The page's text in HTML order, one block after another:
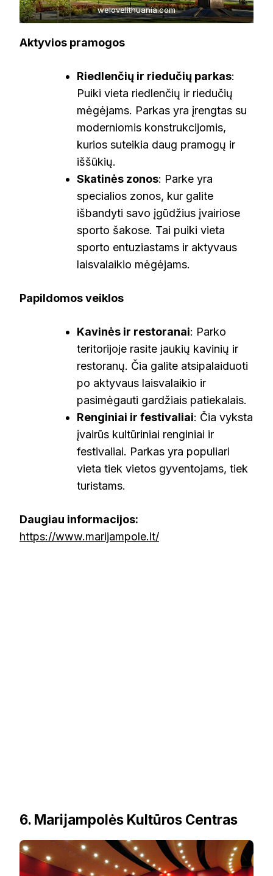
welovelithuania.com
Aktyvios pramogos
Riedlenčių ir riedučių parkas:
Puiki vieta riedlenčių ir riedučių
mėgėjams. Parkas yra įrengtas su
moderniomis konstrukcijomis,
kurios suteikia daug pramogų ir
iššūkių.
Skatinės zonos: Parke yra
specialios zonos, kur galite
išbandyti savo įgūdžius įvairiose
sporto šakose. Tai puiki vieta
sporto entuziastams ir aktyvaus
laisvalaikio mėgėjams.
Papildomos veiklos
Kavinės ir restoranai: Parko
teritorijoje rasite jaukių kavinių ir
restoranų. Čia galite atsipalaiduoti
po aktyvaus laisvalaikio ir
pasimėgauti gardžiais patiekalais.
Renginiai ir festivaliai: Čia vyksta
įvairūs kultūriniai renginiai ir
festivaliai. Parkas yra populiari
vieta tiek vietos gyventojams, tiek
turistams.
Daugiau informacijos:
https://www.marijampole.lt/
6. Marijampolės Kultūros Centras